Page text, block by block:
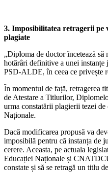
3. Imposibilitatea retragerii
plagiate
„Diploma de doctor încetează
hotărâri definitive a unei instanțe
PSD-ALDE, în ceea ce privește
În momentul de față, retragerea
de Atestare a Titlurilor,
urma constatării plagierii tezei
Naționale.
Dacă modificarea propusă va
imposibilă pentru că instanța de
cerere. Aceasta, pe actuala
Educației Naționale și
constate și să se retragă un titlu